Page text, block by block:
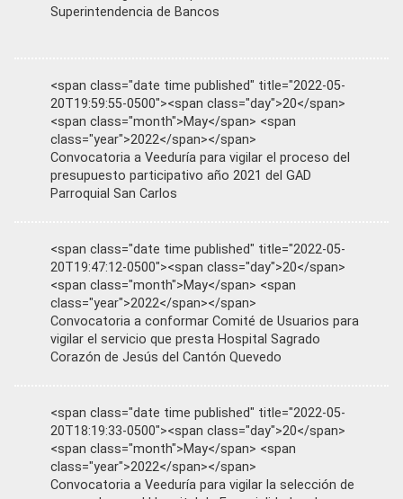
Superintendencia de Bancos
<span class="date time published" title="2022-05-
20T19:59:55-0500"><span class="day">20</span>
<span class="month">May</span> <span
class="year">2022</span></span>
Convocatoria a Veeduría para vigilar el proceso del
presupuesto participativo año 2021 del GAD
Parroquial San Carlos
<span class="date time published" title="2022-05-
20T19:47:12-0500"><span class="day">20</span>
<span class="month">May</span> <span
class="year">2022</span></span>
Convocatoria a conformar Comité de Usuarios para
vigilar el servicio que presta Hospital Sagrado
Corazón de Jesús del Cantón Quevedo
<span class="date time published" title="2022-05-
20T18:19:33-0500"><span class="day">20</span>
<span class="month">May</span> <span
class="year">2022</span></span>
Convocatoria a Veeduría para vigilar la selección de